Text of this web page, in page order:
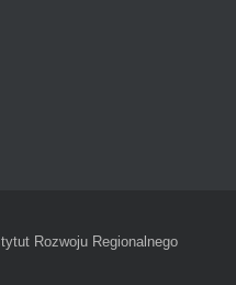
Rozwoju Regionalnego